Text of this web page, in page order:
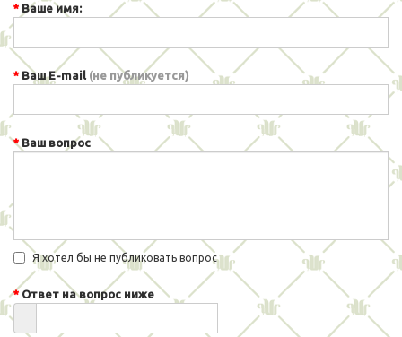
Ваше имя:
Ваш E-mail (не публикуется)
Ваш вопрос
Я хотел бы не публиковать вопрос
Ответ на вопрос ниже